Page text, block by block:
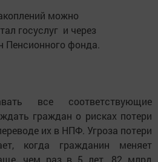
можно
госуслуг и через
Пенсионного фонда.
все соответствующие
граждан о рисках потери
их в НПФ. Угроза потери
когда гражданин меняет
чем раз в 5 лет. 82 млрд